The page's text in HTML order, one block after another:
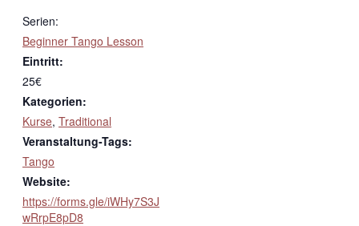
Serien:
Beginner Tango Lesson
Eintritt:
25€
Kategorien:
Kurse, Traditional
Veranstaltung-Tags:
Tango
Website:
https://forms.gle/iWHy7S3J
wRrpE8pD8